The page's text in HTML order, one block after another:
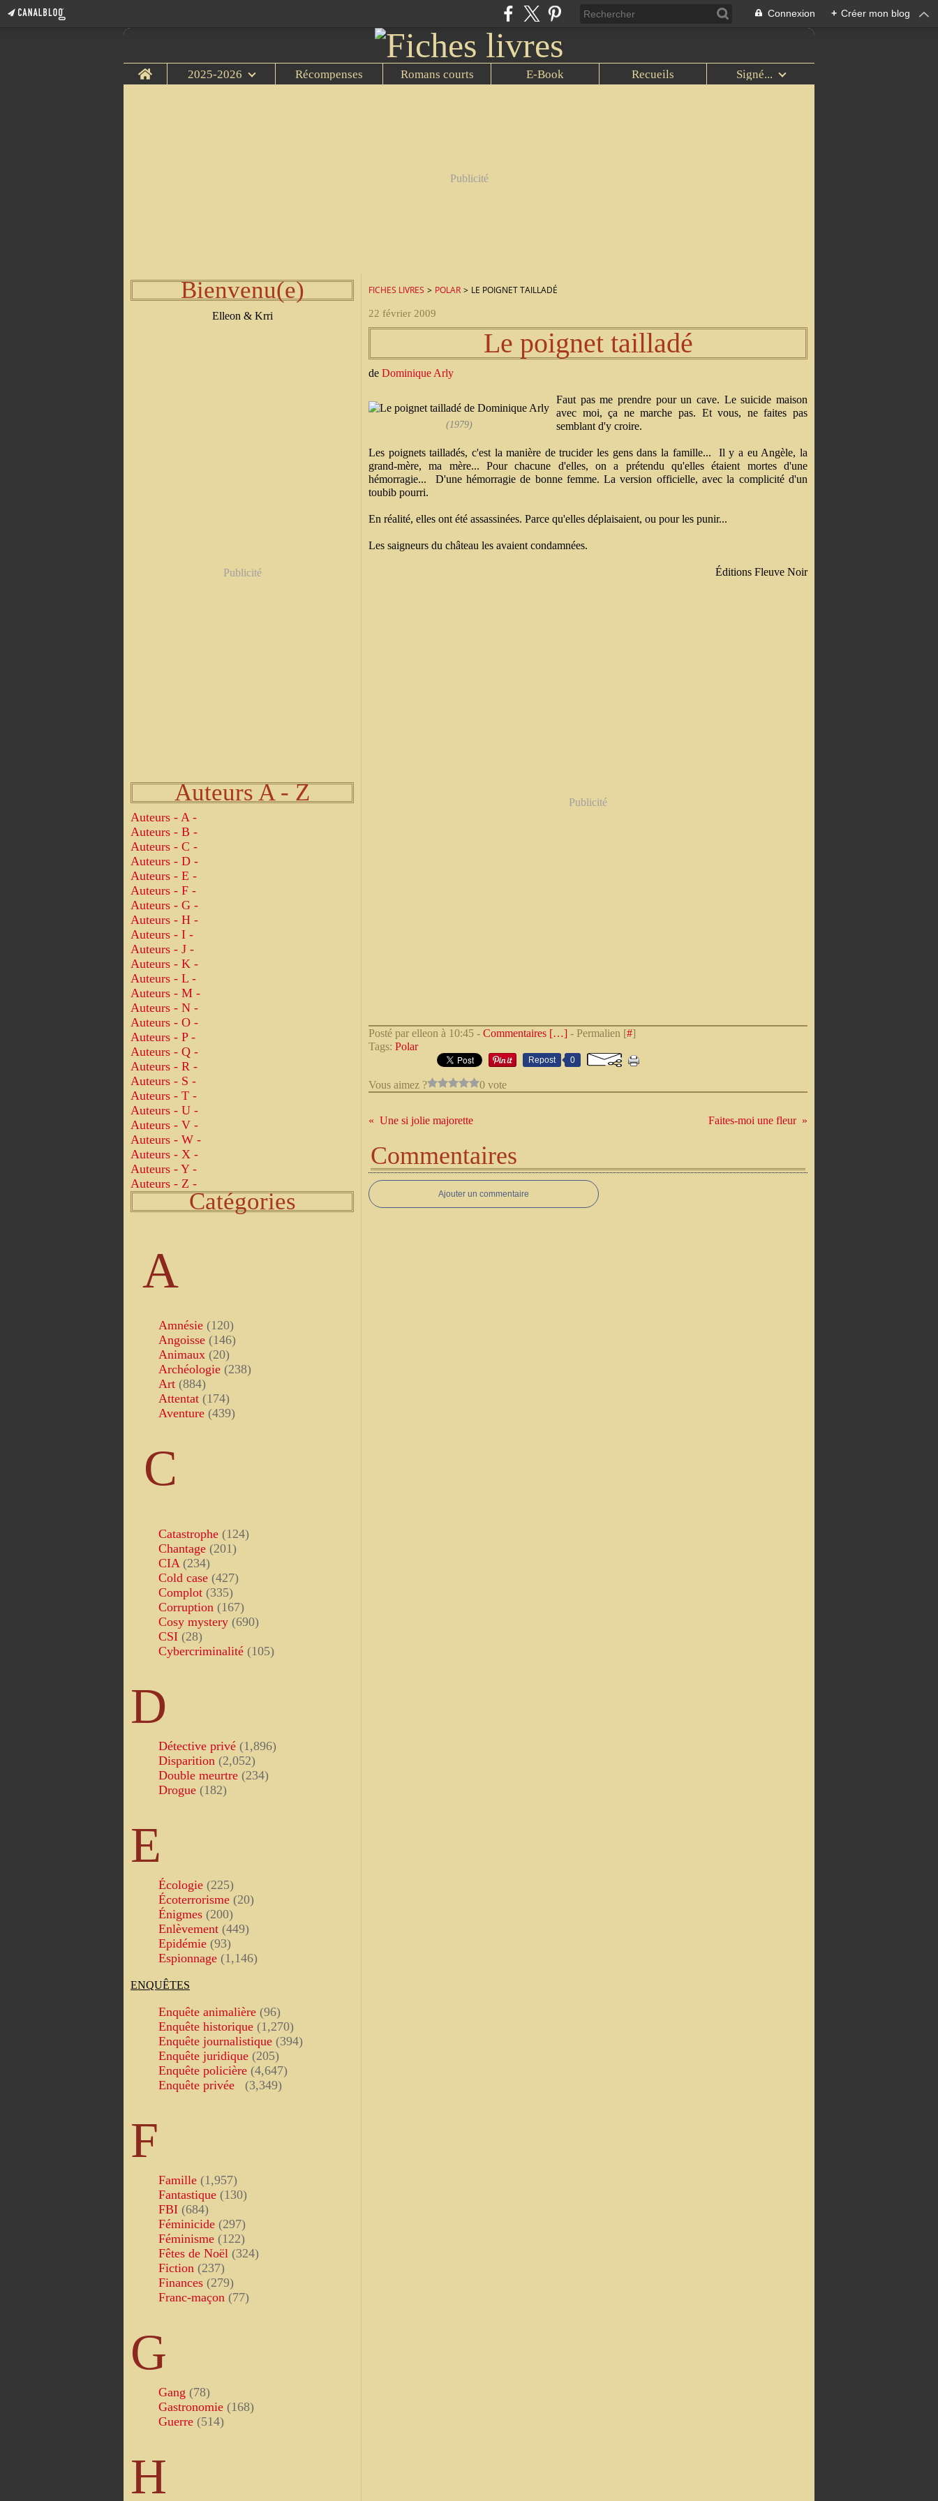
Connexion + Créer mon blog
Home 2025-2026 Récompenses Romans courts E-Book Recueils Signé...
Publicité
Bienvenu(e)
Elleon & Krri
Publicité
Auteurs A - Z
Auteurs - A -
Auteurs - B -
Auteurs - C -
Auteurs - D -
Auteurs - E -
Auteurs - F -
Auteurs - G -
Auteurs - H -
Auteurs - I -
Auteurs - J -
Auteurs - K -
Auteurs - L -
Auteurs - M -
Auteurs - N -
Auteurs - O -
Auteurs - P -
Auteurs - Q -
Auteurs - R -
Auteurs - S -
Auteurs - T -
Auteurs - U -
Auteurs - V -
Auteurs - W -
Auteurs - X -
Auteurs - Y -
Auteurs - Z -
Catégories
A
Amnésie (120)
Angoisse (146)
Animaux (20)
Archéologie (238)
Art (884)
Attentat (174)
Aventure (439)
C
Catastrophe (124)
Chantage (201)
CIA (234)
Cold case (427)
Complot (335)
Corruption (167)
Cosy mystery (690)
CSI (28)
Cybercriminalité (105)
D
Détective privé (1,896)
Disparition (2,052)
Double meurtre (234)
Drogue (182)
E
Écologie (225)
Écoterrorisme (20)
Énigmes (200)
Enlèvement (449)
Epidémie (93)
Espionnage (1,146)
ENQUÊTES
Enquête animalière (96)
Enquête historique (1,270)
Enquête journalistique (394)
Enquête juridique (205)
Enquête policière (4,647)
Enquête privée
(3,349)
F
Famille (1,957)
Fantastique (130)
FBI (684)
Féminicide (297)
Féminisme (122)
Fêtes de Noël (324)
Fiction (237)
Finances (279)
Franc-maçon (77)
G
Gang (78)
Gastronomie (168)
Guerre (514)
H
FICHES LIVRES > POLAR > LE POIGNET TAILLADÉ
22 février 2009
Le poignet tailladé
de Dominique Arly
(1979)
Faut pas me prendre pour un cave. Le suicide maison
avec moi, ça ne marche pas. Et vous, ne faites pas
semblant d'y croire.
Les poignets tailladés, c'est la manière de trucider les gens dans la famille... Il y a eu Angèle, la
grand-mère, ma mère... Pour chacune d'elles, on a prétendu qu'elles étaient mortes d'une
hémorragie... D'une hémorragie de bonne femme. La version officielle, avec la complicité d'un
toubib pourri.
En réalité, elles ont été assassinées. Parce qu'elles déplaisaient, ou pour les punir...
Les saigneurs du château les avaient condamnées.
Éditions Fleuve Noir
Publicité
Posté par elleon à 10:45 - Commentaires […] - Permalien [#]
Tags: Polar
Repost 0
Vous aimez ? 0 vote
Une si jolie majorette Faites-moi une fleur
Commentaires
Ajouter un commentaire